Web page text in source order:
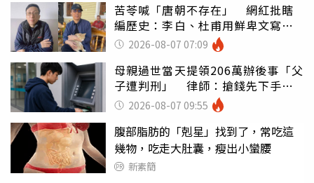
苦苓喊「唐朝不存在」 網紅批瞎
編歷史：李白、杜甫用鮮卑文寫
詩？2026-08-07 07:09
母親過世當天提領206萬辦後事「父
子遭判刑」 律師：搶錢先下手是
罪 2026-08-07 09:55
腹部脂肪的「剋星」找到了，常吃這
幾物，吃走大肚囊，瘦出小蠻腰
新素簡